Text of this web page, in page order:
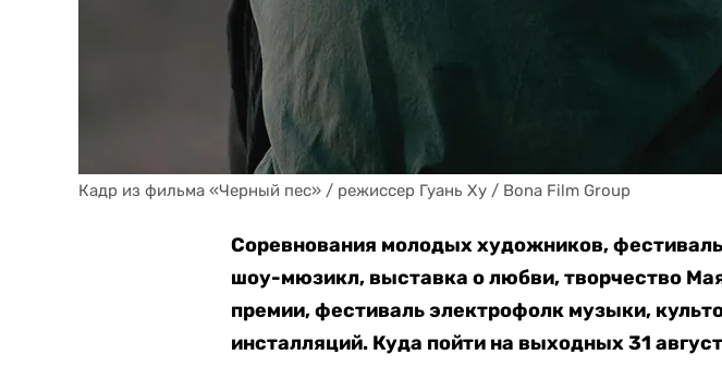
Кадр из фильма «Черный пес» / режиссер Гуань Ху / Bona Film Group
Соревнования молодых художников,
шоу-мюзикл, выставка о любви, творчество
премии, фестиваль электрофолк музыки,
инсталляций. Куда пойти на выходных 31